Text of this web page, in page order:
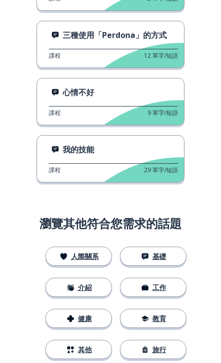
三種使用「Perdona」的方式
課程 12單字/短語
心情不好
課程 9單字/短語
我的技能
課程 29單字/短語
瀏覽其他符合您需求的話題
人際關系
介紹
健康
其他
基礎
工作
教育
旅行